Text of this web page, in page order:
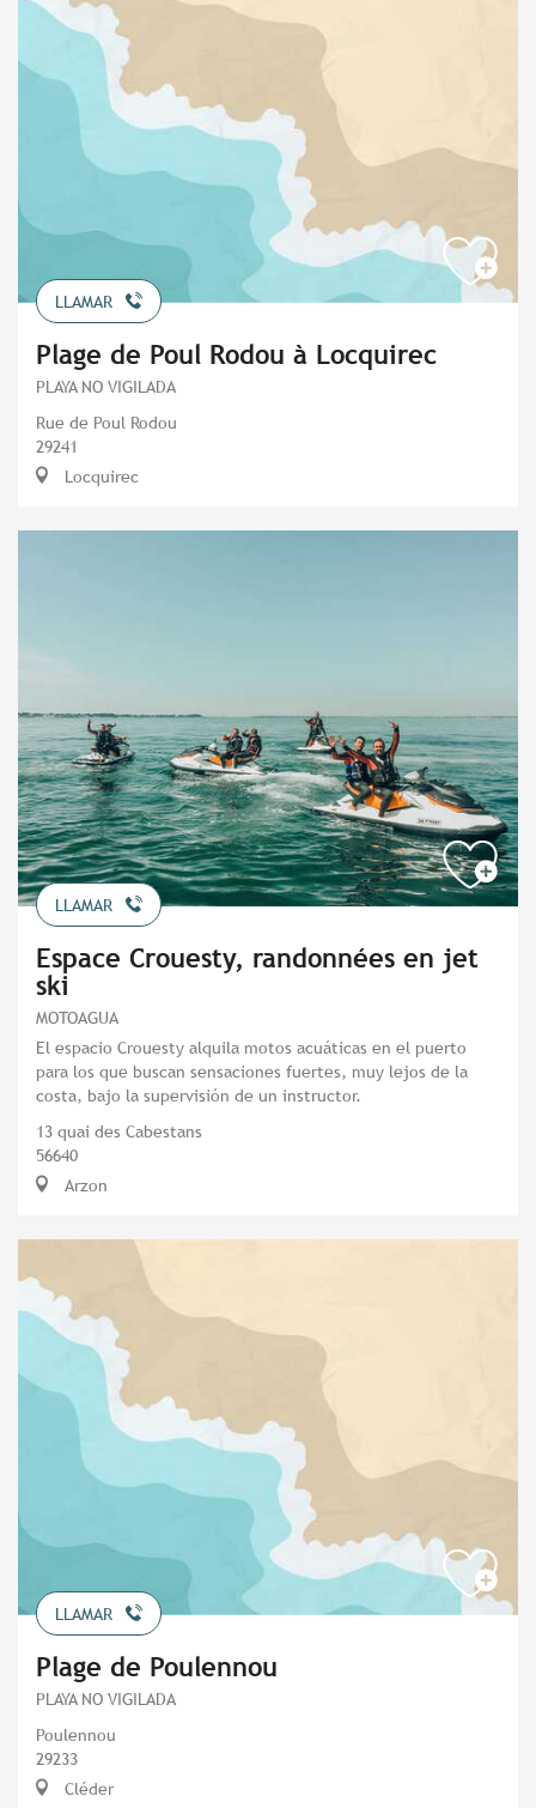
LLAMAR
Plage de Poul Rodou à Locquirec
PLAYA NO VIGILADA
Rue de Poul Rodou
29241
Locquirec
LLAMAR
Espace Crouesty, randonnées en jet
ski
MOTOAGUA
El espacio Crouesty alquila motos acuáticas en el puerto
para los que buscan sensaciones fuertes, muy lejos de la
costa, bajo la supervisión de un instructor.
13 quai des Cabestans
56640
Arzon
LLAMAR
Plage de Poulennou
PLAYA NO VIGILADA
Poulennou
29233
Cléder